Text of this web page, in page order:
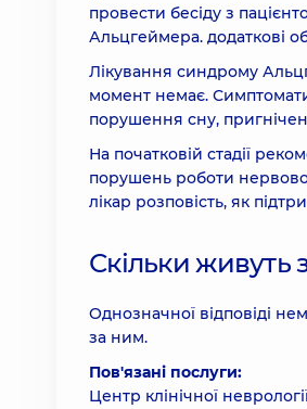
провести бесіду з
Альцгеймера. додаткові
Лікування синдрому
момент немає.
порушення сну,
На початковій стадії
порушень роботи
лікар розповість, як
Скільки живуть
Однозначної відповіді
за ним.
Пов'язані послуги:
Центр клінічної